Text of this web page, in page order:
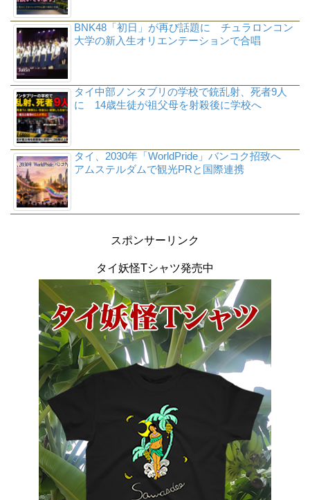
BNK48「初日」が再び話題に チュラロンコン
大学の新入生オリエンテーションで合唱
タイ中部ノンタブリの学校で銃乱射、死者9人
に 14歳生徒が祖父母を射殺後に学校へ
タイ、2030年「WorldPride」バンコク招致へ
アムステルダムで観光PRと国際連携
スポンサーリンク
タイ妖怪Tシャツ発売中